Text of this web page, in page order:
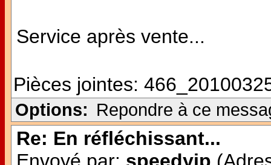
Service après vente...
Pièces jointes:
Options: Repondre à ce
Re: En réfléchissant...